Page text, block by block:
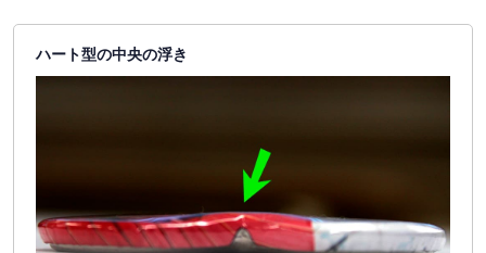
ハート型の中央の浮き